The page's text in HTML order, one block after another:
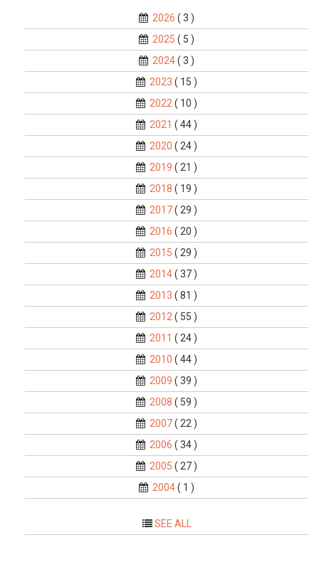
2026 ( 3 )
2025 ( 5 )
2024( 3 )
2023 ( 15 )
2022 ( 10 )
2021 ( 44 )
2020 ( 24 )
2019 ( 21 )
2018 ( 19 )
2017( 29 )
2016 ( 20 )
2015 ( 29 )
2014( 37 )
2013 ( 81 )
2012 ( 55 )
2011 ( 24 )
2010 ( 44 )
2009 ( 39 )
2008 ( 59 )
2007( 22 )
2006 ( 34 )
2005 ( 27 )
2004( 1 )
SEE ALL